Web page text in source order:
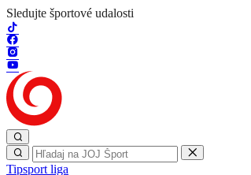
Sledujte športové udalosti
Tipsport liga